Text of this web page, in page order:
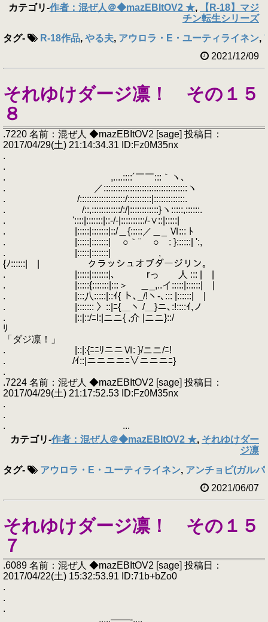
カテゴリ-作者：混ぜ人＠◆mazEBItOV2 ★,
【R-18】マジ
チン転生シリーズ
タグ- R-18作品, やる夫, アウロラ・E・ユーティライネン,
2021/12/09
それゆけダージ凛！ その１５
８
.7220 名前：混ぜ人 ◆mazEBItOV2 [sage] 投稿日：
2017/04/29(土) 21:14:34.31 ID:Fz0M35nx
.
.
. ,....::::´￣￣:::｀ヽ､
. ／:::::::::::::::::::::::::::::::::::ヽ
. /:::::::::::::::::::/::::::::::|:::::::::::::.
. /::,::::::::::::/:/|::::::::::::}ヽ:::::,::::::.
. '::::|:::::::|::-/-|::::::::::/-∨::|:::::|
. |:::::|:::::::|::/＿{:::::／＿_ Ⅵ::: ﾄ
. |:::::|:::::::| ○｀¨ ○ : }::::::| ':,
. |:::::|:::::::| ,
{ﾉ::::::| | クラッシュオブダージリン。
. |:::::|:::::::|､ rっ 人 ::: | |
. |:::::{:::::::|:::＞ ＿_,..イ:::::|::::::| |
. |:::八:::::|::ｲ{ ト､_/!ヽ-､::: |::::::| |
. |::::::: 〉::|ﾆ{＿ヽ /＿}ニ､:!::::ｲ,ノ
. |::|::/ﾆl:|ニニ{ ,介 |ニニ}::/
ﾘ
「ダジ凛！」
. |::|:{ﾆﾆﾘニニⅥ: }/ニニ/ﾆ!
. /ｲ::|ニニニニﾆ∨ニニニﾆ}
.
.7224 名前：混ぜ人 ◆mazEBItOV2 [sage] 投稿日：
2017/04/29(土) 21:17:52.53 ID:Fz0M35nx
.
.
. ...
カテゴリ-作者：混ぜ人＠◆mazEBItOV2 ★, それゆけダー
ジ凛
タグ- アウロラ・E・ユーティライネン, アンチョビ(ガルパ
2021/06/07
それゆけダージ凛！ その１５
７
.6089 名前：混ぜ人 ◆mazEBItOV2 [sage] 投稿日：
2017/04/22(土) 15:32:53.91 ID:71b+bZo0
.
.
.
.....――‐....